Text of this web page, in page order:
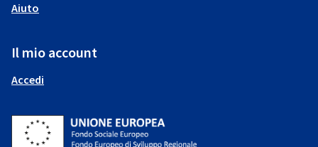
Aiuto
Il mio account
Accedi